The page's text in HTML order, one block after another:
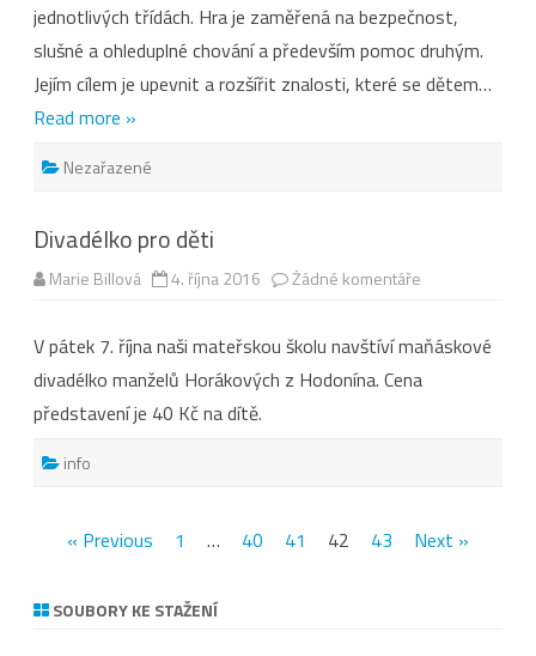
jednotlivých třídách. Hra je zaměřená na bezpečnost,
slušné a ohleduplné chování a především pomoc druhým.
Jejím cílem je upevnit a rozšířit znalosti, které se dětem…
Read more »
Nezařazené
Divadélko pro děti
Marie Billová 4. října 2016 Žádné komentáře
Divadélko
pro
děti
V pátek 7. října naši mateřskou školu navštíví maňáskové
divadélko manželů Horákových z Hodonína. Cena
představení je 40 Kč na dítě.
info
Stránkování
« Previous 1 … 40 41 42 43 Next »
SOUBORY KE STAŽENÍ